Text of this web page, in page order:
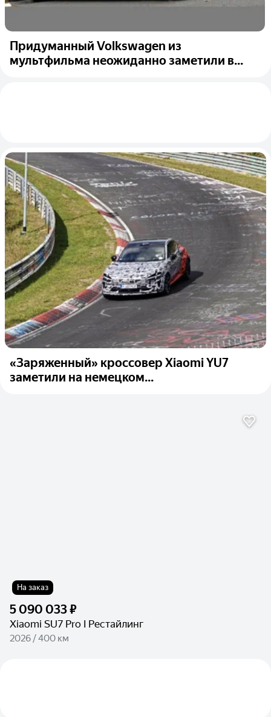
Придуманный Volkswagen из
мультфильма неожиданно заметили в...
«Заряженный» кроссовер Xiaomi YU7
заметили на немецком...
На заказ
5 090 033 ₽
Xiaomi SU7 Pro I Рестайлинг
2026 / 400 км